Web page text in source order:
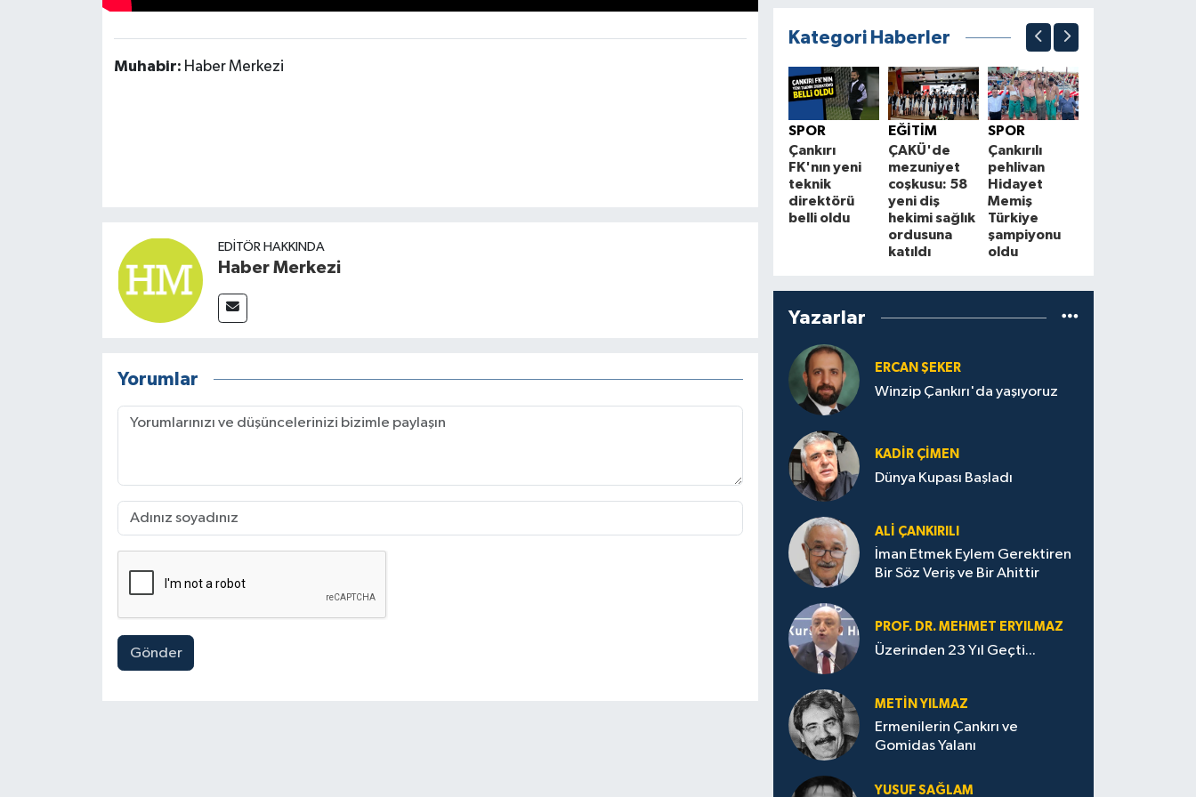
Muhabir: Haber Merkezi
EDITÖR HAKKINDA
Haber Merkezi
Yorumlar
Gönder
Kategori Haberler
SPOR
Çankırı
FK'nın yeni
teknik
direktörü
belli oldu
EĞİTİM
ÇAKÜ'de
mezuniyet
coşkusu: 58
yeni diş
hekimi sağlık
ordusuna
katıldı
SPOR
Çankırılı
pehlivan
Hidayet
Memiş
Türkiye
şampiyonu
oldu
Yazarlar
ERCAN ŞEKER
Winzip Çankırı'da yaşıyoruz
KADIR ÇIMEN
Dünya Kupası Başladı
ALI ÇANKIRILI
İman Etmek Eylem Gerektiren
Bir Söz Veriş ve Bir Ahittir
PROF. DR. MEHMET ERYILMAZ
Üzerinden 23 Yıl Geçti...
METIN YILMAZ
Ermenilerin Çankırı ve
Gomidas Yalanı
YUSUF SAĞLAM